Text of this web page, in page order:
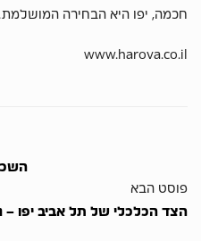
חכמה, יפו היא הבחירה המושלמת.
www.harova.co.il
פוסט הבא
הצד הכלכלי של תל אביב יפו –